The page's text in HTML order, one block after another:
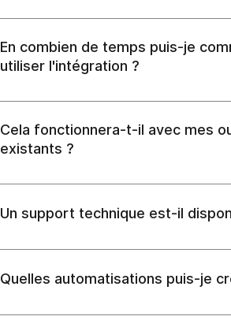
En combien de temps puis-je
utiliser l'intégration ?
Cela fonctionnera-t-il avec mes
existants ?
Un support technique est-il
Quelles automatisations puis-je